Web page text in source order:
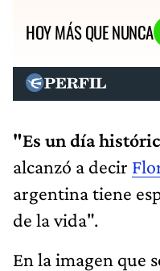
HOY MÁS QUE NUNCA
"Es un día
alcanzó a decir
argentina tiene
de la vida".
En la imagen que